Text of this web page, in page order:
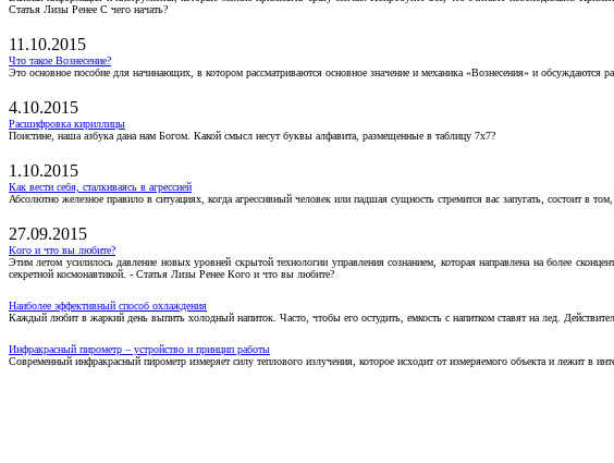
Статья Лизы Ренее С чего начать?
11.10.2015
Что такое Вознесение?
Это основное пособие для начинающих, в котором рассматриваются основное значение и механика «Вознесения» и
4.10.2015
Расшифровка кириллицы
Поистине, наша азбука дана нам Богом. Какой смысл несут буквы алфавита, размещенные в таблицу 7х7?
1.10.2015
Как вести себя, сталкиваясь в агрессией
Абсолютно железное правило в ситуациях, когда агрессивный человек или падшая сущность стремится вас запугать, состоит в
27.09.2015
Кого и что вы любите?
Этим летом усилилось давление новых уровней скрытой технологии управления сознанием, которая направлена на более
секретной космонавтикой. - Статья Лизы Ренее Кого и что вы любите?
Наиболее эффективный способ охлаждения
Каждый любит в жаркий день выпить холодный напиток. Часто, чтобы его остудить, емкость с напитком ставят на лед.
Инфракрасный пирометр – устройство и принцип работы
Современный инфракрасный пирометр измеряет силу теплового излучения, которое исходит от измеряемого объекта и лежит в